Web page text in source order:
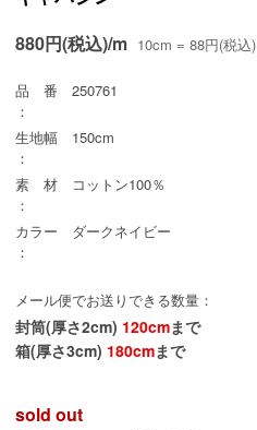
880円(税込)/m 10cm = 88円(税込)
品 番
：
250761
生地幅
：
150cm
素 材
：
コットン100％
カラー
：
ダークネイビー
メール便でお送りできる数量：
封筒(厚さ2cm) 120cmまで
箱(厚さ3cm) 180cmまで
sold out